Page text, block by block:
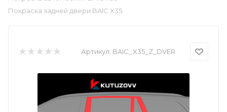
Покраска задней двери BAIC X35
Артикул: BAIC_X35_Z_DVER